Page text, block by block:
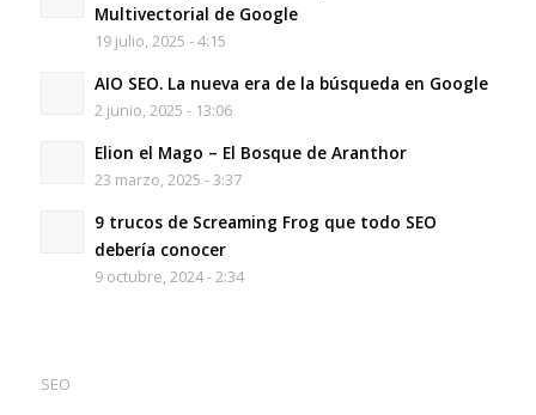
Multivectorial de Google
19 julio, 2025 - 4:15
AIO SEO. La nueva era de la búsqueda en Google
2 junio, 2025 - 13:06
Elion el Mago – El Bosque de Aranthor
23 marzo, 2025 - 3:37
9 trucos de Screaming Frog que todo SEO
debería conocer
9 octubre, 2024 - 2:34
SEO